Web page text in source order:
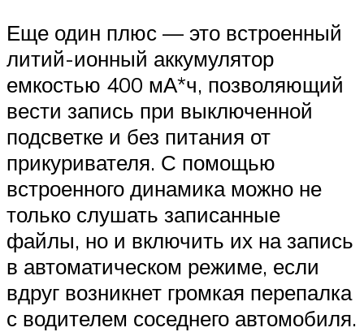
Еще один плюс — это встроенный
литий-ионный аккумулятор
емкостью 400 мА*ч, позволяющий
вести запись при выключенной
подсветке и без питания от
прикуривателя. С помощью
встроенного динамика можно не
только слушать записанные
файлы, но и включить их на запись
в автоматическом режиме, если
вдруг возникнет громкая перепалка
с водителем соседнего автомобиля.